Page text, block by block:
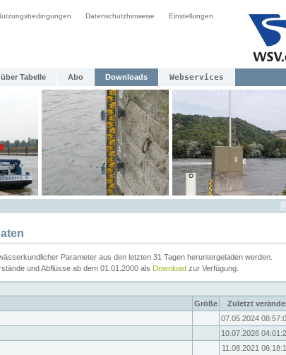
Datenschutzhinweise Einstellungen
Tabelle Abo Downloads Webservices
Parameter aus den letzten 31 Tagen heruntergeladen werden.
und Abflüsse ab dem 01.01.2000 als Download zur Verfügung.
Größe
Zuletzt
07.05.2024
10.07.2026
11.08.2021